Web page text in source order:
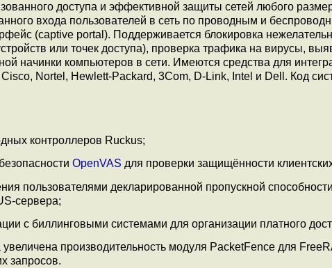
доступа и эффективной защиты сетей любого
входа пользователей в сеть по проводным и
(captive portal). Поддерживается блокировка
или точек доступа), проверка трафика на вирусы,
начинки компьютеров в сети. Имеются средства для
Cisco, Nortel, Hewlett-Packard, 3Com, D-Link, Intel и Dell. Код
контроллеров Ruckus;
OpenVAS для проверки защищённости
пользователями декларированной пропускной
сервера;
с биллинговыми системами для организации платного
производительность модуля PacketFence для
запросов.